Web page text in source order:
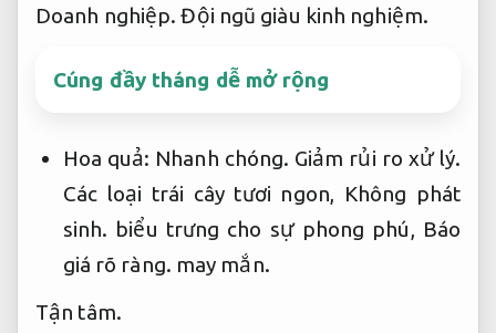
Doanh nghiệp. Đội ngũ giàu kinh nghiệm.
Cúng đầy tháng dễ mở rộng
Hoa quả: Nhanh chóng. Giảm rủi ro xử lý.
Các loại trái cây tươi ngon, Không phát
sinh. biểu trưng cho sự phong phú, Báo
giá rõ ràng. may mắn.
Tận tâm.